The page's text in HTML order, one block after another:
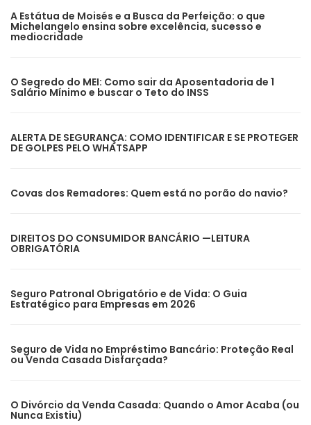
A Estátua de Moisés e a Busca da Perfeição: o que
Michelangelo ensina sobre excelência, sucesso e
mediocridade
O Segredo do MEI: Como sair da Aposentadoria de 1
Salário Mínimo e buscar o Teto do INSS
ALERTA DE SEGURANÇA: COMO IDENTIFICAR E SE PROTEGER
DE GOLPES PELO WHATSAPP
Covas dos Remadores: Quem está no porão do navio?
DIREITOS DO CONSUMIDOR BANCÁRIO —LEITURA
OBRIGATÓRIA
Seguro Patronal Obrigatório e de Vida: O Guia
Estratégico para Empresas em 2026
Seguro de Vida no Empréstimo Bancário: Proteção Real
ou Venda Casada Disfarçada?
O Divórcio da Venda Casada: Quando o Amor Acaba (ou
Nunca Existiu)